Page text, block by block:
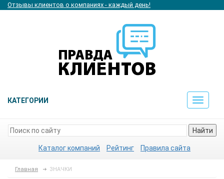
Отзывы клиентов о компаниях - каждый день!
КАТЕГОРИИ
Toggle
Найти
Каталог компаний Рейтинг Правила сайта
Главная ЗНАЧКИ